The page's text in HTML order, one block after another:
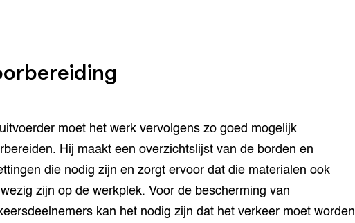
moet het werk vervolgens zo goed mogelijk
Hij maakt een overzichtslijst van de borden en
die nodig zijn en zorgt ervoor dat die materialen ook
zijn op de werkplek. Voor de bescherming van
kan het nodig zijn dat het verkeer moet worden